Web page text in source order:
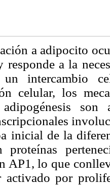
a adipocito
responde a la
intercambio
celular, los
son
inicial de la
proteínas
AP1, lo que
activado por